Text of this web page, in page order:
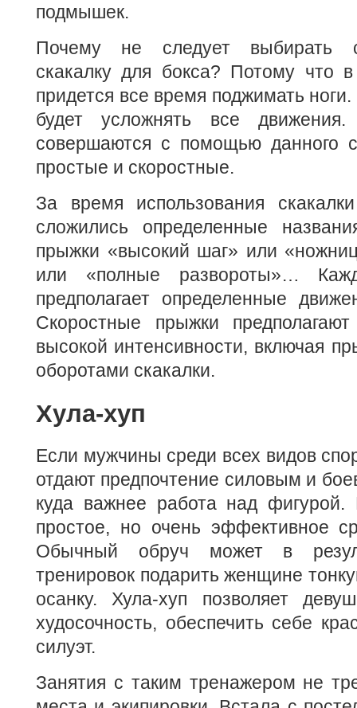
подмышек.
Почему не следует выбирать
скакалку для бокса? Потому что
придется все время поджимать
будет усложнять все
совершаются с помощью данного
простые и скоростные.
За время использования
сложились определенные
прыжки «высокий шаг» или
или «полные развороты»…
предполагает определенные
Скоростные прыжки
высокой интенсивности, включая
оборотами скакалки.
Хула-хуп
Если мужчины среди всех видов
отдают предпочтение силовым и
куда важнее работа над
простое, но очень эффективное
Обычный обруч может в
тренировок подарить женщине
осанку. Хула-хуп позволяет
худосочность, обеспечить себе
силуэт.
Занятия с таким тренажером не